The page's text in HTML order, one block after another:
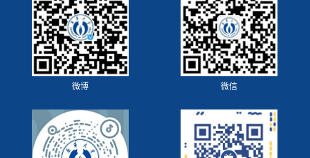
微博 微信